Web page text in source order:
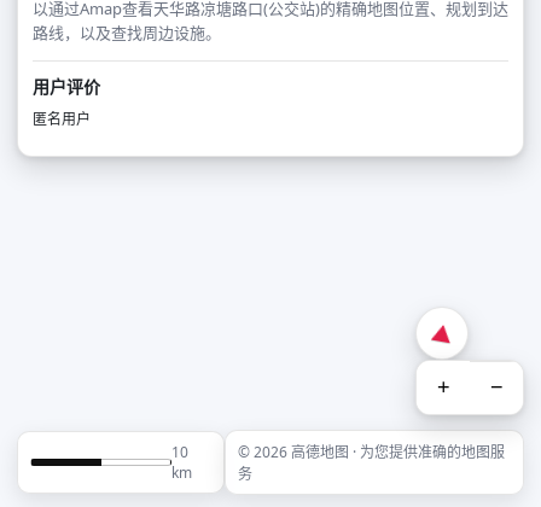
以通过Amap查看天华路凉塘路口(公交站)的精确地图位置、规划到达
路线，以及查找周边设施。
用户评价
匿名用户
+ −
10
km
© 2026 高德地图 · 为您提供准确的地图服
务